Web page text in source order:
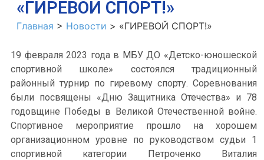
«ГИРЕВОЙ СПОРТ!»
Главная > Новости > «ГИРЕВОЙ СПОРТ!»
19 февраля 2023 года в МБУ ДО «Детско-юношеской
спортивной школе» состоялся традиционный
районный турнир по гиревому спорту. Соревнования
были посвящены «Дню Защитника Отечества» и 78
годовщине Победы в Великой Отечественной войне.
Спортивное мероприятие прошло на хорошем
организационном уровне по руководством судьи 1
спортивной категории Петроченко Виталия